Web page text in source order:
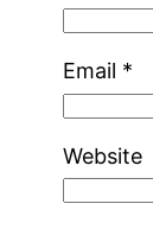
Email *
Website